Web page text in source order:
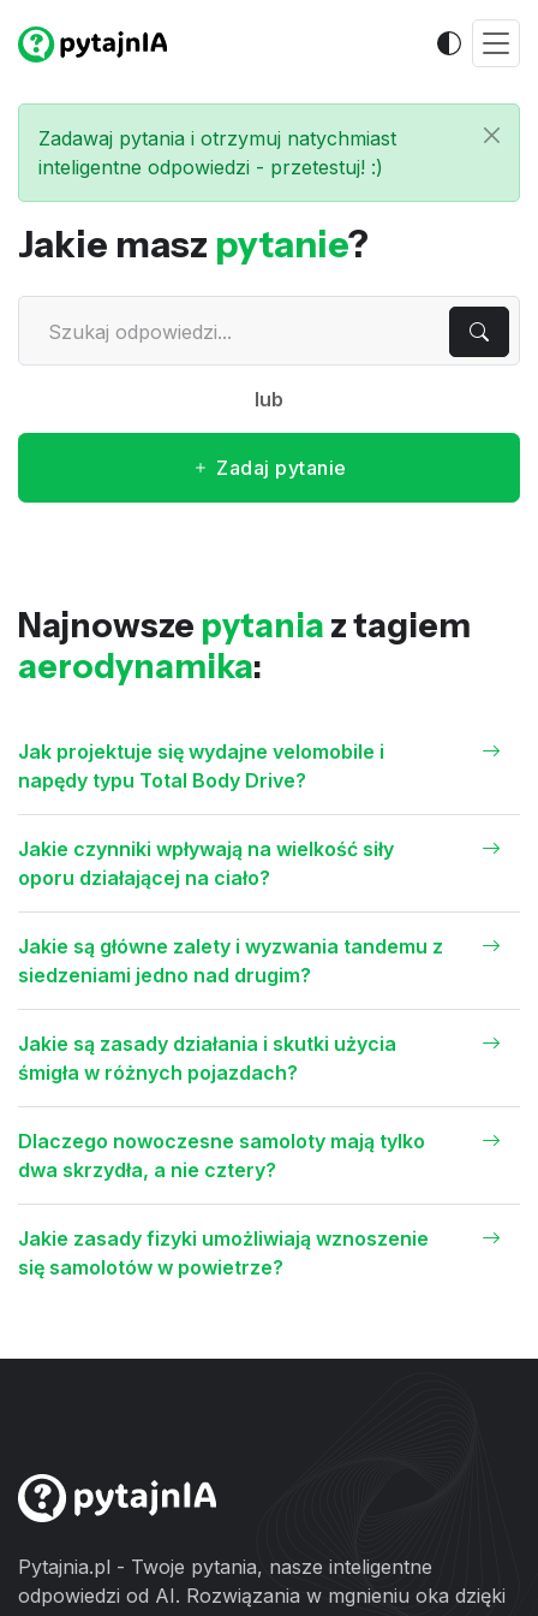
Zadawaj pytania i otrzymuj natychmiast
inteligentne odpowiedzi - przetestuj! :)
Jakie masz pytanie?
lub
Zadaj pytanie
Najnowsze pytania z tagiem
aerodynamika:
Jak projektuje się wydajne velomobile i
napędy typu Total Body Drive?
Jakie czynniki wpływają na wielkość siły
oporu działającej na ciało?
Jakie są główne zalety i wyzwania tandemu z
siedzeniami jedno nad drugim?
Jakie są zasady działania i skutki użycia
śmigła w różnych pojazdach?
Dlaczego nowoczesne samoloty mają tylko
dwa skrzydła, a nie cztery?
Jakie zasady fizyki umożliwiają wznoszenie
się samolotów w powietrze?
Pytajnia.pl - Twoje pytania, nasze inteligentne
odpowiedzi od AI. Rozwiązania w mgnieniu oka dzięki